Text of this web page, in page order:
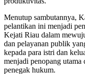
Menutup sambutannya,
pelantikan ini menjadi
Kejati Riau dalam
dan pelayanan publik
kepada para istri dan
menjadi penopang utama
penegak hukum.